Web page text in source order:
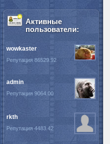
Активные
пользователи:
wowkaster
Репутация 86529.92
admin
Репутация 9064.00
rkth
Репутация 4483.42